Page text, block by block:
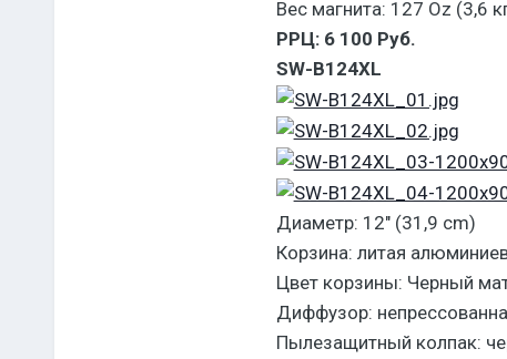
Вес магнита: 127 Oz (3,6
РРЦ: 6 100 Руб.
SW-B124XL
Диаметр: 12″ (31,9 cm)
Корзина: литая
Цвет корзины: Черный
Диффузор:
Пылезащитный колпак: